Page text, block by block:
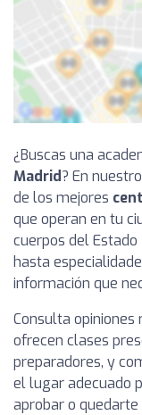
¿Buscas una
Madrid? En
de los mejores
que operan en tu
cuerpos del Estado
hasta
información que
Consulta opiniones
ofrecen clases
preparadores, y
el lugar adecuado
aprobar o quedarte